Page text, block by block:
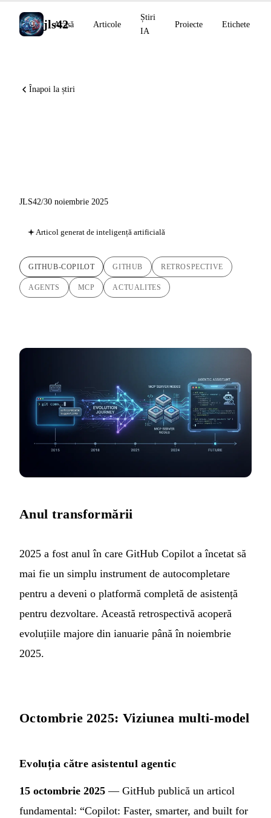
jls42
Acasă Articole
Știri
IA
Proiecte Etichete
Înapoi la știri
JLS42/30 noiembrie 2025
Articol generat de inteligență artificială
GITHUB-COPILOT GITHUB RETROSPECTIVE
AGENTS MCP ACTUALITES
Anul transformării
2025 a fost anul în care GitHub Copilot a încetat să
mai fie un simplu instrument de autocompletare
pentru a deveni o platformă completă de asistență
pentru dezvoltare. Această retrospectivă acoperă
evoluțiile majore din ianuarie până în noiembrie
2025.
Octombrie 2025: Viziunea multi-model
Evoluția către asistentul agentic
15 octombrie 2025 — GitHub publică un articol
fundamental: “Copilot: Faster, smarter, and built for